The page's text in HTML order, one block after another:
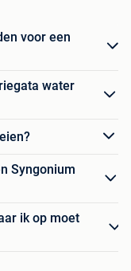
voor een
water
Syngonium
ik op moet